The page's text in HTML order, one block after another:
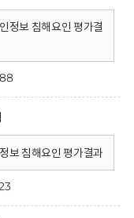
정보 침해요인 평가결
보 침해요인 평가결과